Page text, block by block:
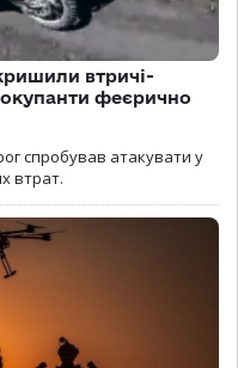
втричі-
окупанти феєрично
спробував атакувати у
втрат.